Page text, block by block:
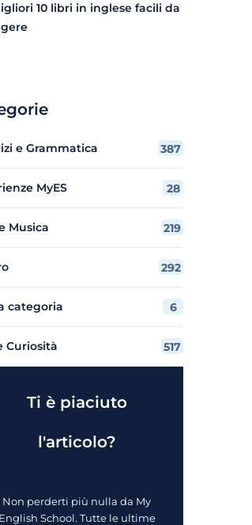
10 libri in inglese facili da
e Grammatica 387
MyES 28
Musica 219
292
categoria 6
Curiosità 517
Ti è piaciuto
l'articolo?
Non perderti più nulla da My
English School. Tutte le ultime